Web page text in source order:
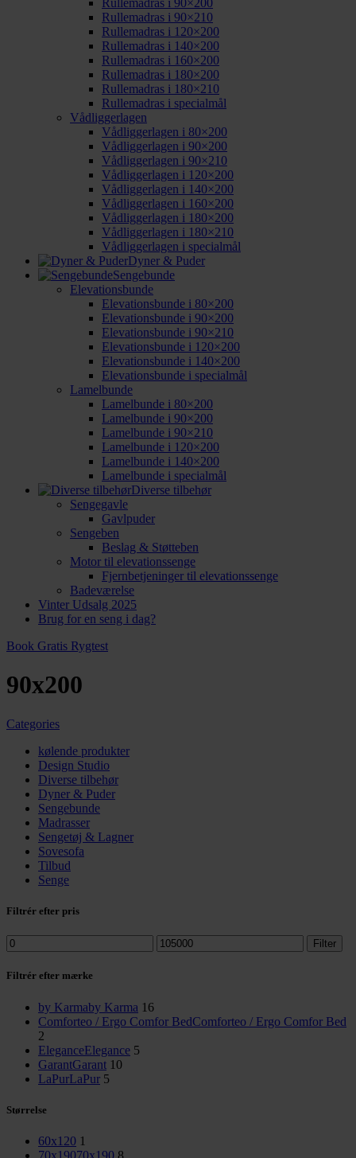
Rullemadras i 90×200
Rullemadras i 90×210
Rullemadras i 120×200
Rullemadras i 140×200
Rullemadras i 160×200
Rullemadras i 180×200
Rullemadras i 180×210
Rullemadras i specialmål
Vådliggerlagen
Vådliggerlagen i 80×200
Vådliggerlagen i 90×200
Vådliggerlagen i 90×210
Vådliggerlagen i 120×200
Vådliggerlagen i 140×200
Vådliggerlagen i 160×200
Vådliggerlagen i 180×200
Vådliggerlagen i 180×210
Vådliggerlagen i specialmål
Dyner & Puder
Sengebunde
Elevationsbunde
Elevationsbunde i 80×200
Elevationsbunde i 90×200
Elevationsbunde i 90×210
Elevationsbunde i 120×200
Elevationsbunde i 140×200
Elevationsbunde i specialmål
Lamelbunde
Lamelbunde i 80×200
Lamelbunde i 90×200
Lamelbunde i 90×210
Lamelbunde i 120×200
Lamelbunde i 140×200
Lamelbunde i specialmål
Diverse tilbehør
Sengegavle
Gavlpuder
Sengeben
Beslag & Støtteben
Motor til elevationssenge
Fjernbetjeninger til elevationssenge
Badeværelse
Vinter Udsalg 2025
Brug for en seng i dag?
Book Gratis Rygtest
90x200
Categories
kølende produkter
Design Studio
Diverse tilbehør
Dyner & Puder
Sengebunde
Madrasser
Sengetøj & Lagner
Sovesofa
Tilbud
Senge
Filtrér efter pris
Mindste
pris
Højeste
pris
Filter
Filtrér efter mærke
by Karmaby Karma 16
Comforteo / Ergo Comfor BedComforteo / Ergo Comfor Bed
2
EleganceElegance 5
GarantGarant 10
LaPurLaPur 5
Størrelse
60x120 1
70x19070x190 8